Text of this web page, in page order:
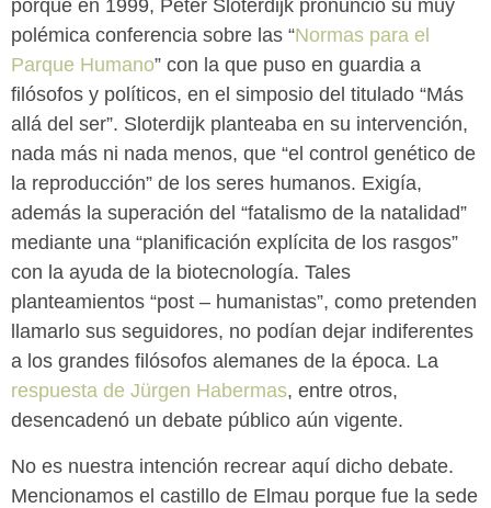
porque en 1999, Peter Sloterdijk pronunció su muy
polémica conferencia sobre las “Normas para el
Parque Humano” con la que puso en guardia a
filósofos y políticos, en el simposio del titulado “Más
allá del ser”. Sloterdijk planteaba en su intervención,
nada más ni nada menos, que “el control genético de
la reproducción” de los seres humanos. Exigía,
además la superación del “fatalismo de la natalidad”
mediante una “planificación explícita de los rasgos”
con la ayuda de la biotecnología. Tales
planteamientos “post – humanistas”, como pretenden
llamarlo sus seguidores, no podían dejar indiferentes
a los grandes filósofos alemanes de la época. La
respuesta de Jürgen Habermas, entre otros,
desencadenó un debate público aún vigente.
No es nuestra intención recrear aquí dicho debate.
Mencionamos el castillo de Elmau porque fue la sede